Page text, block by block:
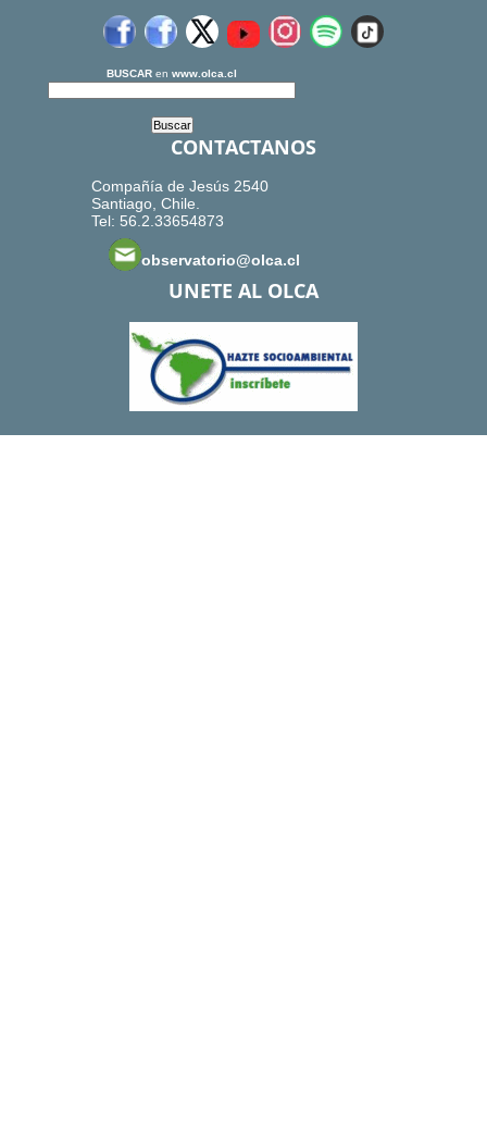
BUSCAR en www.olca.cl
CONTACTANOS
Compañía de Jesús 2540
Santiago, Chile.
Tel: 56.2.33654873
observatorio@olca.cl
UNETE AL OLCA